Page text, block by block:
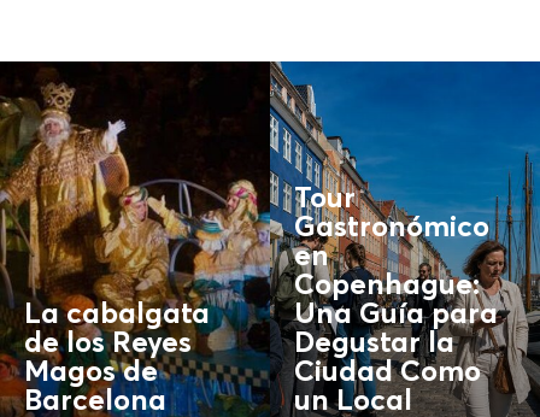
La cabalgata
de los Reyes
Magos de
Barcelona
Tour
Gastronómico
en
Copenhague:
Una Guía para
Degustar la
Ciudad Como
unLocal